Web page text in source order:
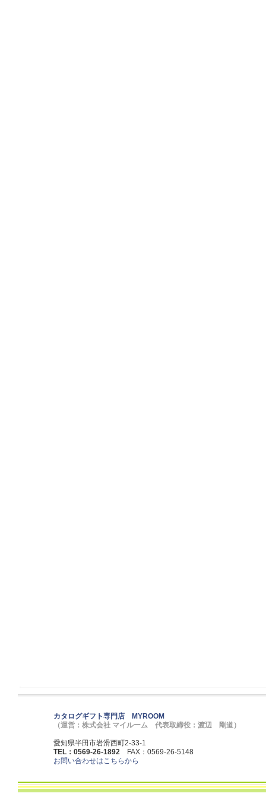
カタログギフト専門店 MYROOM
（運営：株式会社 マイルーム 代表取締役：渡辺 剛道）
愛知県半田市岩滑西町2-33-1
TEL：0569-26-1892 FAX：0569-26-5148
お問い合わせはこちらから